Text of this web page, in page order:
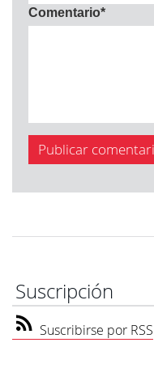
Comentario*
Suscripción
Suscribirse por RSS